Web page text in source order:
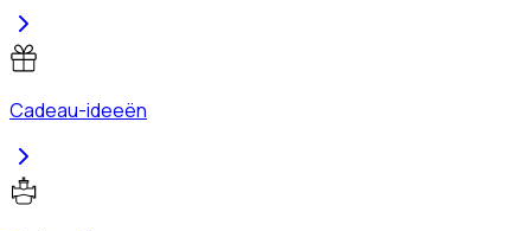
Cadeau-ideeën